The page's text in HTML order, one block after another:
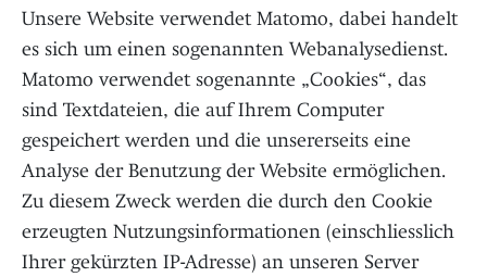
Unsere Website verwendet Matomo, dabei handelt
es sich um einen sogenannten Webanalysedienst.
Matomo verwendet sogenannte „Cookies“, das
sind Textdateien, die auf Ihrem Computer
gespeichert werden und die unsererseits eine
Analyse der Benutzung der Website ermöglichen.
Zu diesem Zweck werden die durch den Cookie
erzeugten Nutzungsinformationen (einschliesslich
Ihrer gekürzten IP-Adresse) an unseren Server